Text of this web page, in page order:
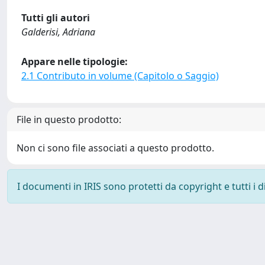
Tutti gli autori
Galderisi, Adriana
Appare nelle tipologie:
2.1 Contributo in volume (Capitolo o Saggio)
File in questo prodotto:
Non ci sono file associati a questo prodotto.
I documenti in IRIS sono protetti da copyright e tutti i